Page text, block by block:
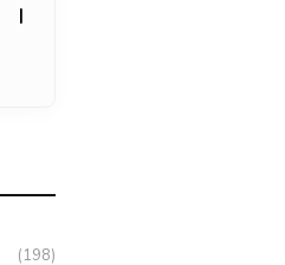
|
(198)